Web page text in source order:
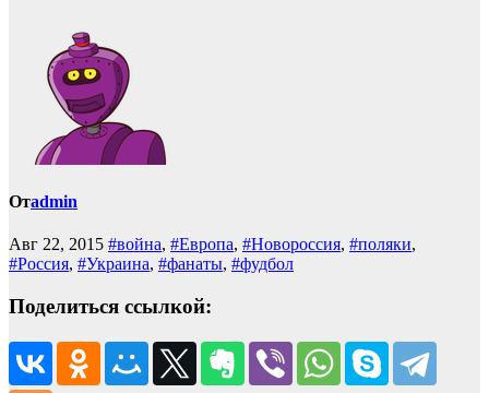
Отadmin
Авг 22, 2015 #война, #Европа, #Новороссия, #поляки,
#Россия, #Украина, #фанаты, #фудбол
Поделиться ссылкой: